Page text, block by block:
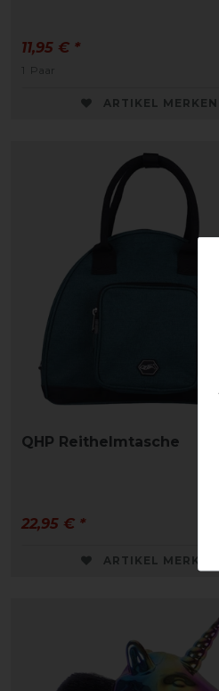
11,95 € *
1 Paar
ARTIKEL MERKEN
QHP Reithelmtasche
22,95 € *
ARTIKEL MERKEN